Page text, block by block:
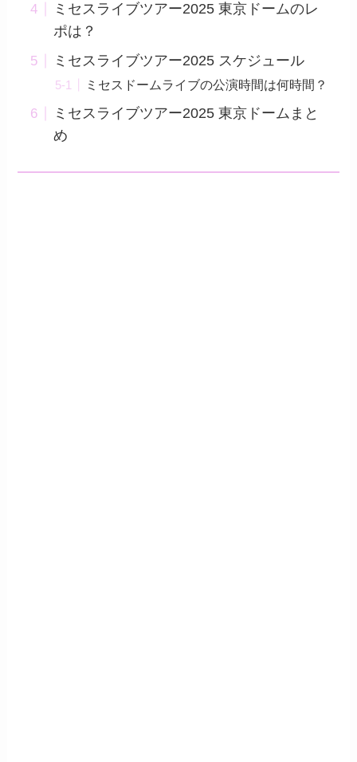
ミセスライブツアー2025 東京ドームのレ
ポは？
ミセスライブツアー2025 スケジュール
ミセスドームライブの公演時間は何時間？
ミセスライブツアー2025 東京ドームまと
め